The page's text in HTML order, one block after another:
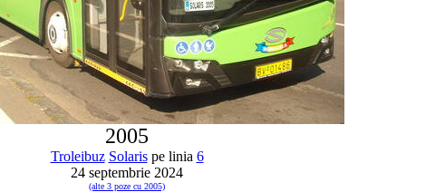
2005
Troleibuz Solarispe linia 6
24 septembrie 2024
(alte 3 poze cu 2005)